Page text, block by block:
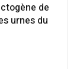
de
urnes du